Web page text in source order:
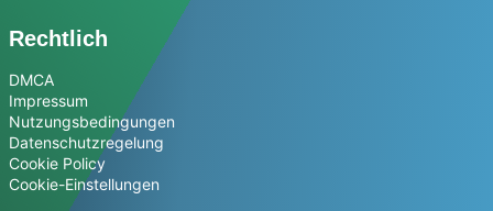
Rechtlich
DMCA
Impressum
Nutzungsbedingungen
Datenschutzregelung
Cookie Policy
Cookie-Einstellungen